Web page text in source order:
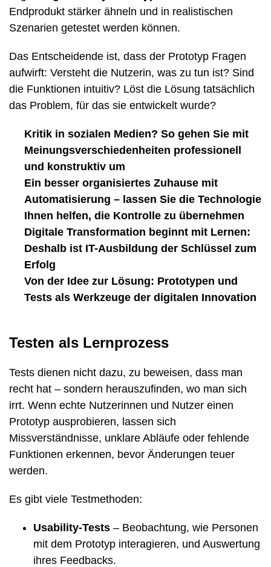
Endprodukt stärker ähneln und in realistischen
Szenarien getestet werden können.
Das Entscheidende ist, dass der Prototyp Fragen
aufwirft: Versteht die Nutzerin, was zu tun ist? Sind
die Funktionen intuitiv? Löst die Lösung tatsächlich
das Problem, für das sie entwickelt wurde?
Kritik in sozialen Medien? So gehen Sie mit
Meinungsverschiedenheiten professionell
und konstruktiv um
Ein besser organisiertes Zuhause mit
Automatisierung – lassen Sie die Technologie
Ihnen helfen, die Kontrolle zu übernehmen
Digitale Transformation beginnt mit Lernen:
Deshalb ist IT-Ausbildung der Schlüssel zum
Erfolg
Von der Idee zur Lösung: Prototypen und
Tests als Werkzeuge der digitalen Innovation
Testen als Lernprozess
Tests dienen nicht dazu, zu beweisen, dass man
recht hat – sondern herauszufinden, wo man sich
irrt. Wenn echte Nutzerinnen und Nutzer einen
Prototyp ausprobieren, lassen sich
Missverständnisse, unklare Abläufe oder fehlende
Funktionen erkennen, bevor Änderungen teuer
werden.
Es gibt viele Testmethoden:
Usability-Tests – Beobachtung, wie Personen
mit dem Prototyp interagieren, und Auswertung
ihres Feedbacks.